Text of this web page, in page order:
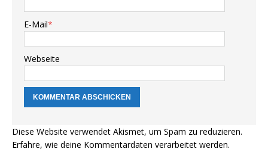
E-Mail*
Webseite
Diese Website verwendet Akismet, um Spam zu reduzieren.
Erfahre, wie deine Kommentardaten verarbeitet werden.